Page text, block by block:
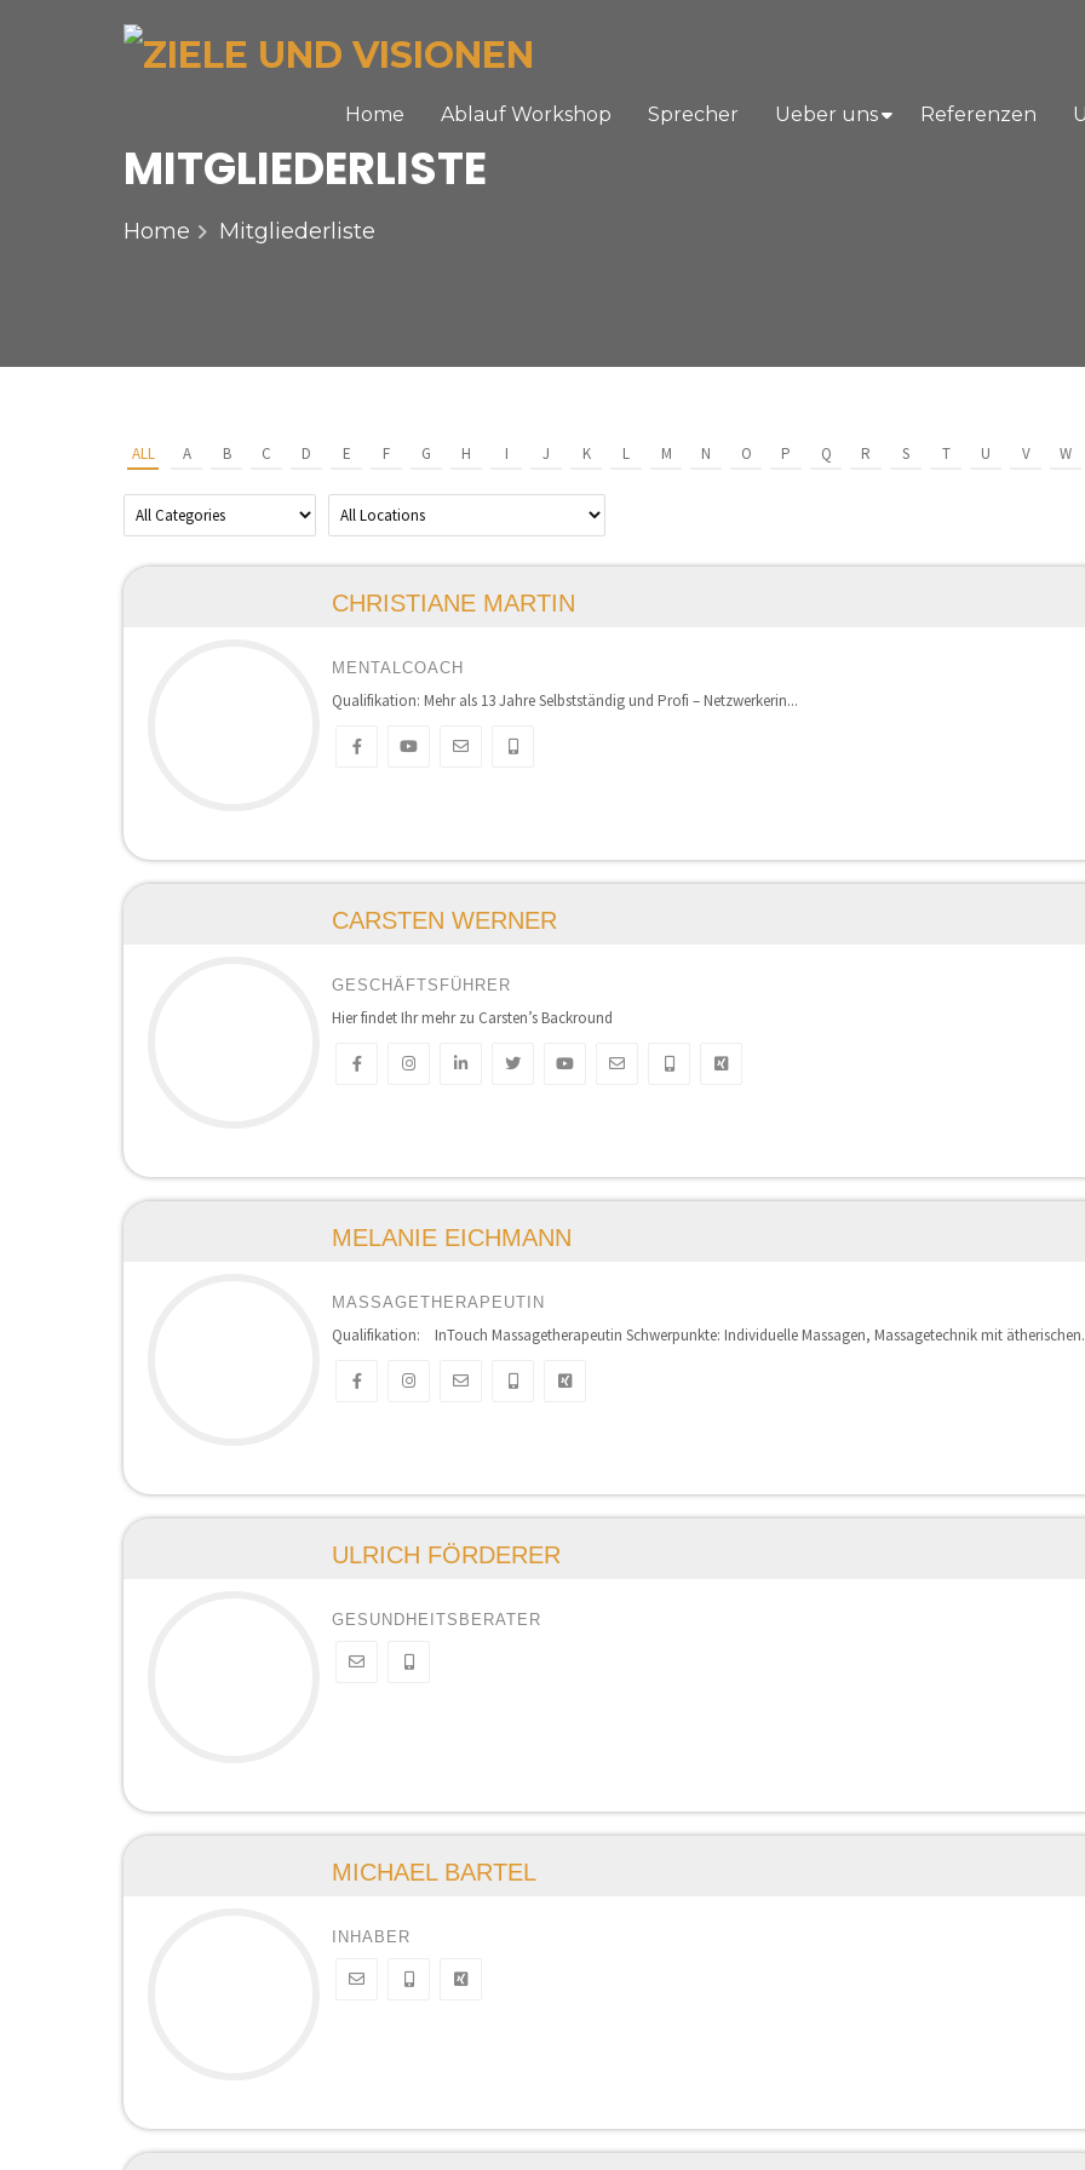
Home Ablauf Workshop Sprecher Ueber uns Referenzen
MITGLIEDERLISTE
Home Mitgliederliste
ALL A B C D E F G H I J K L M N O P Q R S T U V W
CHRISTIANE MARTIN
MENTALCOACH
Qualifikation: Mehr als 13 Jahre Selbstständig und Profi – Netzwerkerin...
CARSTEN WERNER
GESCHÄFTSFÜHRER
Hier findet Ihr mehr zu Carsten’s Backround
MELANIE EICHMANN
MASSAGETHERAPEUTIN
Qualifikation: InTouch Massagetherapeutin Schwerpunkte: Individuelle Massagen, Massagetechnik mit
ULRICH FÖRDERER
GESUNDHEITSBERATER
MICHAEL BARTEL
INHABER